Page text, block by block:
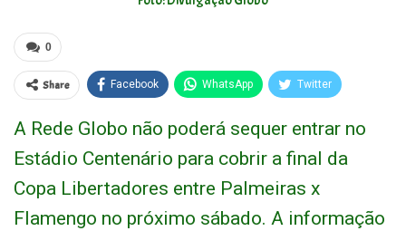
0
Share Facebook WhatsApp Twitter
A Rede Globo não poderá sequer entrar no
Estádio Centenário para cobrir a final da
Copa Libertadores entre Palmeiras x
Flamengo no próximo sábado. A informação